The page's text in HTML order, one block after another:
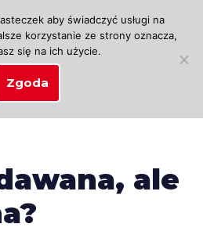
ale
aby świadczyć usługi na
korzystanie ze strony oznacza,
się na ich użycie.
Zgoda